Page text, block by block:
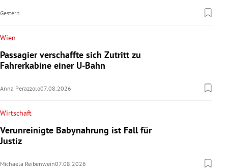
Gestern
Wien
Passagier verschaffte sich Zutritt zu
Fahrerkabine einer U-Bahn
Anna Perazzolo07.08.2026
Wirtschaft
Verunreinigte Babynahrung ist Fall für
Justiz
Michaela Reibenwein07.08.2026